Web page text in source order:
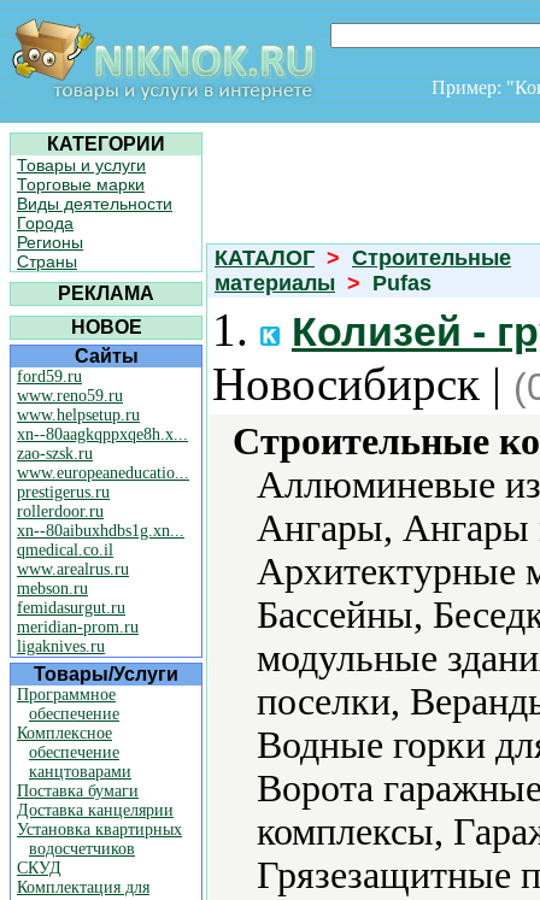
Пример:
КАТЕГОРИИ
Товары и услуги
Торговые марки
Виды деятельности
Города
Регионы
Страны
РЕКЛАМА
НОВОЕ
Сайты
ford59.ru
www.reno59.ru
www.helpsetup.ru
xn--80aagkqppxqe8h.x...
zao-szsk.ru
www.europeaneducatio...
prestigerus.ru
rollerdoor.ru
xn--80aibuxhdbs1g.xn...
qmedical.co.il
www.arealrus.ru
mebson.ru
femidasurgut.ru
meridian-prom.ru
ligaknives.ru
Товары/Услуги
Программное
обеспечение
Комплексное
обеспечение
канцтоварами
Поставка бумаги
Доставка канцелярии
Установка квартирных
водосчетчиков
СКУД
Комплектация для
КАТАЛОГ > Строительные
материалы > Pufas
1. Колизей -
Новосибирск |
Строительные
Аллюминевые
Ангары, Ангары
Архитектурные
Бассейны,
модульные
поселки,
Водные горки
Ворота
комплексы,
Грязезащитные